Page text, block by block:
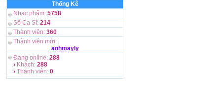
Thống Kê
Nhạc phẩm: 5758
Số Ca Sĩ: 214
Thành viên: 360
Thành viên mới:
anhmayly
Đang online: 288
› Khách: 288
› Thành viên: 0